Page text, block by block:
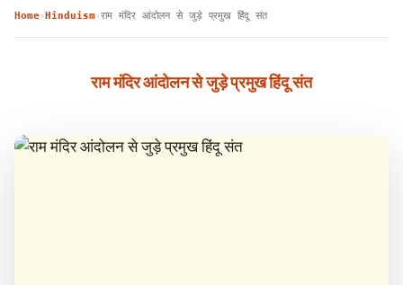
Home› Hinduism›राम मंदिर आंदोलन से जुड़े प्रमुख हिंदू संत
राम मंदिर आंदोलन से जुड़े प्रमुख हिंदू संत